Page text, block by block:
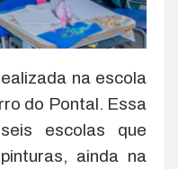
na escola
do Pontal. Essa
escolas que
ainda na